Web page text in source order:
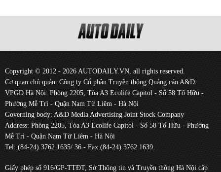
Copyright © 2012 - 2026 AUTODAILY.VN, all rights reserved.
Cơ quan chủ quản: Công ty Cổ phần Truyền thông Quảng cáo A&D.
VPGD Hà Nội: Phòng 2205, Tòa A3 Ecolife Capitol - Số 58 Tố Hữu -
Phường Mễ Trì - Quận Nam Từ Liêm - Hà Nội
Governing body: A&D Media Advertising Joint Stock Company
Address: Phòng 2205, Tòa A3 Ecolife Capitol - Số 58 Tố Hữu - Phường
Mễ Trì - Quận Nam Từ Liêm - Hà Nội
Tel: (84-24) 3762 1635/ 36 - Fax:(84-24) 3762 1639.
Giấy phép số 916/GP-TTĐT, Sở Thông tin và Truyền thông Hà Nội cấp